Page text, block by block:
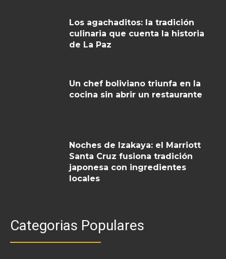
Los agachaditos: la tradición
culinaria que cuenta la historia
de La Paz
Un chef boliviano triunfa en la
cocina sin abrir un restaurante
Noches de Izakaya: el Marriott
Santa Cruz fusiona tradición
japonesa con ingredientes
locales
Categorias Populares